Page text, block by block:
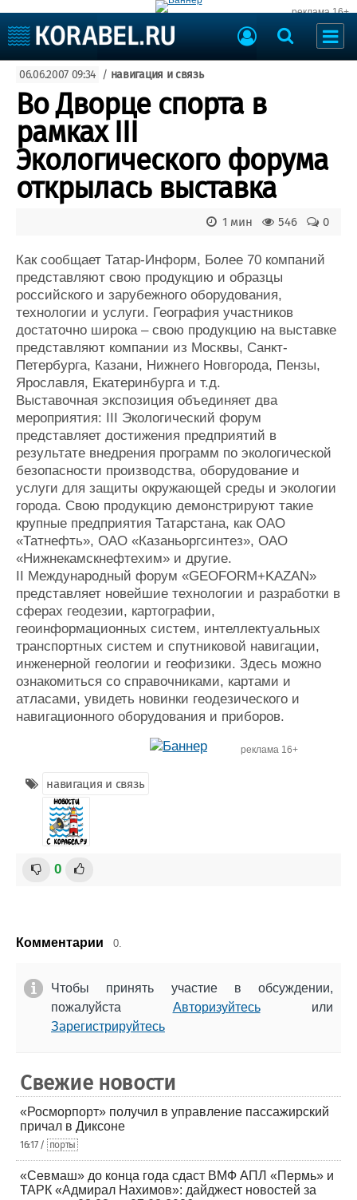
реклама 16+
Судоходство
Судоремонт
События
Пресс-релизы
Порты
Рыболовство
ВМФ
Образование
Яхты и катера
Еще
Пульс
Новости
Компании
Репутация
Работа
Крюинг
Журнал
Реклама
Доска объявлений
Продажа флота
Оборудование
Изделия
Материалы
Услуги
Конференции
Выставки и семинары
Личности
Словарь
Флот
Галерея флота
Форум
Отзывы
Все службы
06.06.2007 09:34 / навигация и связь
Во Дворце спорта в
рамках III
Экологического форума
открылась выставка
0
546
1 мин
Как сообщает Татар-Информ, Более 70 компаний
представляют свою продукцию и образцы
российского и зарубежного оборудования,
технологии и услуги. География участников
достаточно широка – свою продукцию на выставке
представляют компании из Москвы, Санкт-
Петербурга, Казани, Нижнего Новгорода, Пензы,
Ярославля, Екатеринбурга и т.д.
Выставочная экспозиция объединяет два
мероприятия: III Экологический форум
представляет достижения предприятий в
результате внедрения программ по экологической
безопасности производства, оборудование и
услуги для защиты окружающей среды и экологии
города. Свою продукцию демонстрируют такие
крупные предприятия Татарстана, как ОАО
«Татнефть», ОАО «Казаньоргсинтез», ОАО
«Нижнекамскнефтехим» и другие.
II Международный форум «GEOFORM+KAZAN»
представляет новейшие технологии и разработки в
сферах геодезии, картографии,
геоинформационных систем, интеллектуальных
транспортных систем и спутниковой навигации,
инженерной геологии и геофизики. Здесь можно
ознакомиться со справочниками, картами и
атласами, увидеть новинки геодезического и
навигационного оборудования и приборов.
реклама 16+
навигация и связь
0
Комментарии 0.
Чтобы принять участие в обсуждении,
пожалуйста Авторизуйтесьили
Зарегистрируйтесь
Свежие новости
«Росморпорт» получил в управление пассажирский
причал в Диксоне
16:17 / порты
«Севмаш» до конца года сдаст ВМФ АПЛ «Пермь» и
ТАРК «Адмирал Нахимов»: дайджест новостей за